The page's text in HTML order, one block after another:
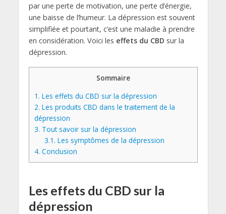
par une perte de motivation, une perte d’énergie,
une baisse de l’humeur. La dépression est souvent
simplifiée et pourtant, c’est une maladie à prendre
en considération. Voici les effets du CBD sur la
dépression.
Sommaire
1. Les effets du CBD sur la dépression
2. Les produits CBD dans le traitement de la
dépression
3. Tout savoir sur la dépression
3.1. Les symptômes de la dépression
4. Conclusion
Les effets du CBD sur la
dépression